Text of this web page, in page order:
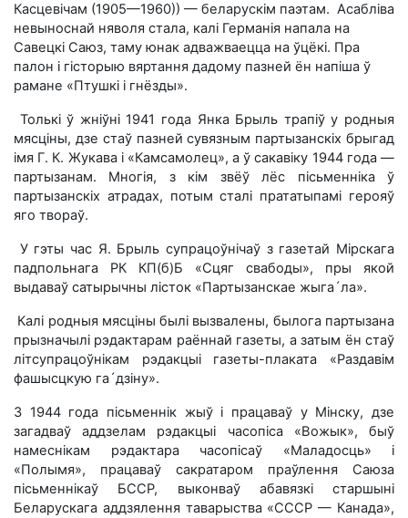
Касцевічам (1905—1960)) — беларускім паэтам. Асабліва
невыноснай няволя стала, калі Германія напала на
Савецкі Саюз, таму юнак адважваецца на ўцёкі. Пра
палон і гісторыю вяртання дадому пазней ён напіша ў
рамане «Птушкі і гнёзды».
Толькі ў жніўні 1941 года Янка Брыль трапіў у родныя
мясціны, дзе стаў пазней сувязным партызанскіх брыгад
імя Г. К. Жукава і «Камсамолец», а ў сакавіку 1944 года —
партызанам. Многія, з кім звёў лёс пісьменніка ў
партызанскіх атрадах, потым сталі прататыпамі герояў
яго твораў.
У гэты час Я. Брыль супрацоўнічаў з газетай Мірскага
падпольнага РК КП(б)Б «Сцяг свабоды», пры якой
выдаваў сатырычны лісток «Партызанскае жыга´ла».
Калі родныя мясціны былі вызвалены, былога партызана
прызначылі рэдактарам раённай газеты, а затым ён стаў
літсупрацоўнікам рэдакцыі газеты-плаката «Раздавім
фашысцкую га´дзіну».
З 1944 года пісьменнік жыў і працаваў у Мінску, дзе
загадваў аддзелам рэдакцыі часопіса «Вожык», быў
намеснікам рэдактара часопісаў «Маладосць» і
«Полымя», працаваў сакратаром праўлення Саюза
пісьменнікаў БССР, выконваў абавязкі старшыні
Беларускага аддзялення таварыства «СССР — Канада»,